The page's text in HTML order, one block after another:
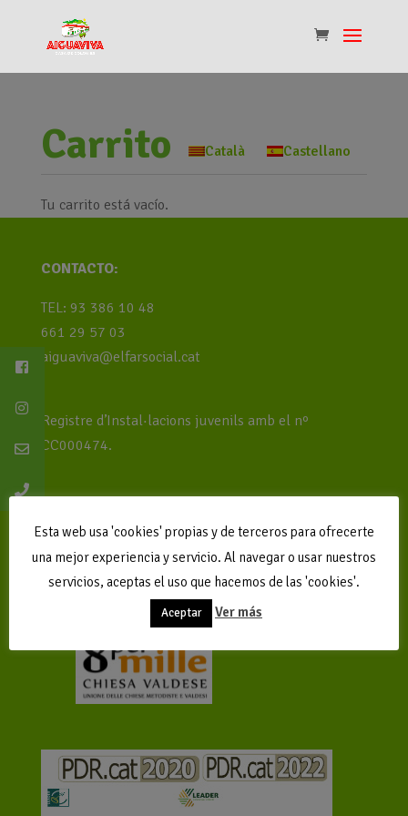
Carrito Català Castellano
Tu carrito está vacío.
CONTACTO:
TEL: 93 386 10 48
661 29 57 03
aiguaviva@elfarsocial.cat
Registre d’Instal·lacions juvenils amb el nº
CC000474.
Gestión: El Far Social
Avíso legal, política de privacidad
Esta web usa 'cookies' propias y de terceros para ofrecerte
una mejor experiencia y servicio. Al navegar o usar nuestros
servicios, aceptas el uso que hacemos de las 'cookies'.
Aceptar Ver más